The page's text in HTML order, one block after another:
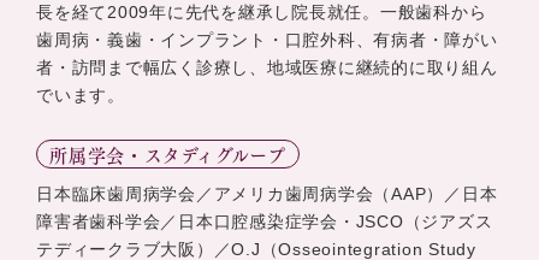
長を経て2009年に先代を継承し院長就任。一般歯科から
歯周病・義歯・インプラント・口腔外科、有病者・障がい
者・訪問まで幅広く診療し、地域医療に継続的に取り組ん
でいます。
所属学会・スタディグループ
日本臨床歯周病学会／アメリカ歯周病学会（AAP）／日本
障害者歯科学会／日本口腔感染症学会・JSCO（ジアズス
テディークラブ大阪）／O.J（Osseointegration Study